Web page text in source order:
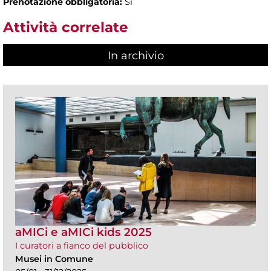
Attività correlate
In archivio
aMICi e aMICi kids 2025
I curatori a fianco del pubblico
Musei in Comune